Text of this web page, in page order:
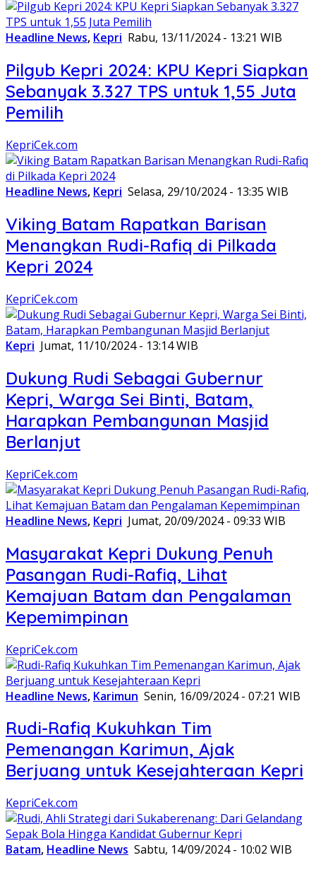
Headline News, Kepri Rabu, 13/11/2024 - 13:21 WIB
Pilgub Kepri 2024: KPU Kepri Siapkan
Sebanyak 3.327 TPS untuk 1,55 Juta
Pemilih
KepriCek.com
Headline News, Kepri Selasa, 29/10/2024 - 13:35 WIB
Viking Batam Rapatkan Barisan
Menangkan Rudi-Rafiq di Pilkada
Kepri 2024
KepriCek.com
Kepri Jumat, 11/10/2024 - 13:14 WIB
Dukung Rudi Sebagai Gubernur
Kepri, Warga Sei Binti, Batam,
Harapkan Pembangunan Masjid
Berlanjut
KepriCek.com
Headline News, Kepri Jumat, 20/09/2024 - 09:33 WIB
Masyarakat Kepri Dukung Penuh
Pasangan Rudi-Rafiq, Lihat
Kemajuan Batam dan Pengalaman
Kepemimpinan
KepriCek.com
Headline News, Karimun Senin, 16/09/2024 - 07:21 WIB
Rudi-Rafiq Kukuhkan Tim
Pemenangan Karimun, Ajak
Berjuang untuk Kesejahteraan Kepri
KepriCek.com
Batam, Headline News Sabtu, 14/09/2024 - 10:02 WIB